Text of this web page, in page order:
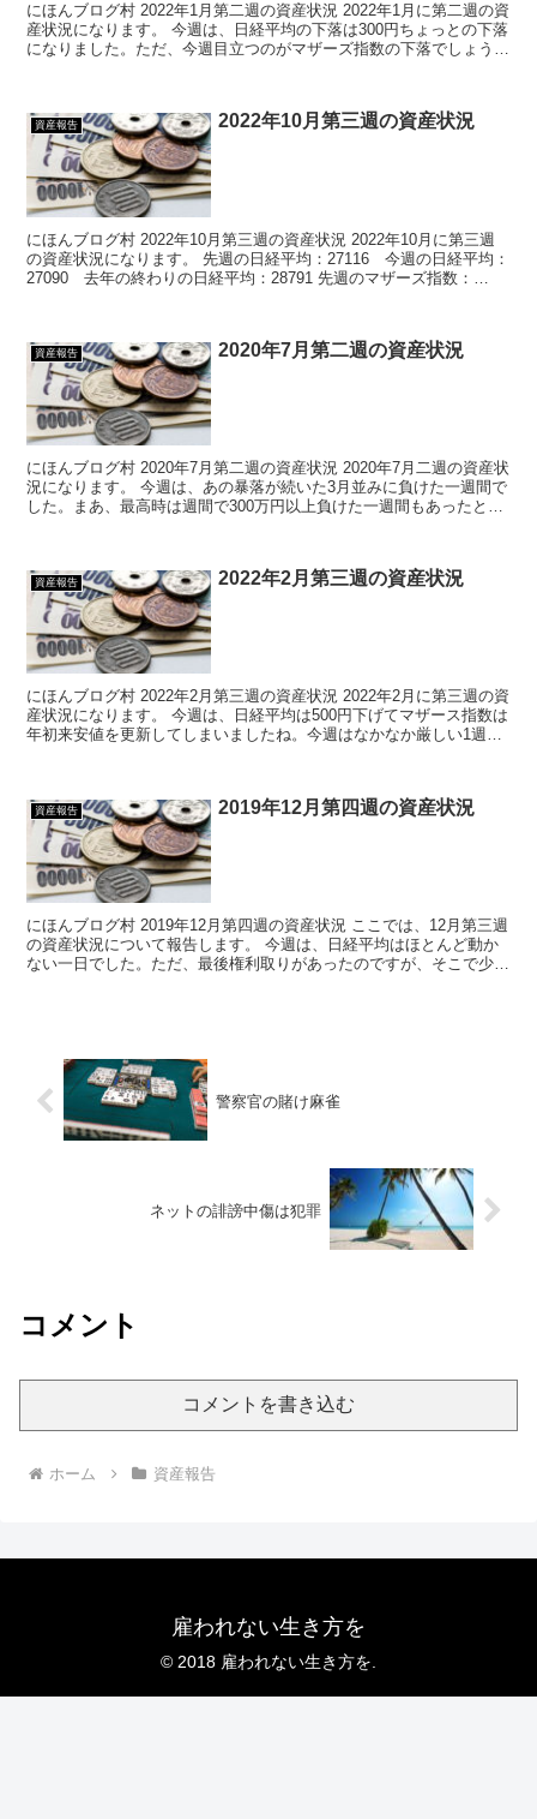
にほんブログ村 2022年1月第二週の資産状況 2022年1月に第二週の資
産状況になります。 今週は、日経平均の下落は300円ちょっとの下落
になりました。ただ、今週目立つのがマザーズ指数の下落でしょう。
資産報告 2022年10月第三週の資産状況
にほんブログ村 2022年10月第三週の資産状況 2022年10月に第三週
の資産状況になります。 先週の日経平均：27116 今週の日経平均：
27090 去年の終わりの日経平均：28791 先週のマザーズ指数：
資産報告 2020年7月第二週の資産状況
にほんブログ村 2020年7月第二週の資産状況 2020年7月二週の資産状
況になります。 今週は、あの暴落が続いた3月並みに負けた一週間で
した。まあ、最高時は週間で300万円以上負けた一週間もあったと思
資産報告 2022年2月第三週の資産状況
にほんブログ村 2022年2月第三週の資産状況 2022年2月に第三週の資
産状況になります。 今週は、日経平均は500円下げてマザース指数は
年初来安値を更新してしまいましたね。今週はなかなか厳しい1週間
資産報告 2019年12月第四週の資産状況
にほんブログ村 2019年12月第四週の資産状況 ここでは、12月第三週
の資産状況について報告します。 今週は、日経平均はほとんど動か
ない一日でした。ただ、最後権利取りがあったのですが、そこで少し
警察官の賭け麻雀
ネットの誹謗中傷は犯罪
コメント
コメントを書き込む
ホーム 資産報告
雇われない生き方を
© 2018 雇われない生き方を.